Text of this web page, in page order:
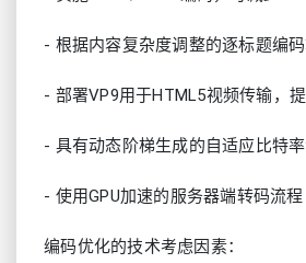
- 根据内容复杂度调整的逐标题编
- 部署VP9用于HTML5视频传输，
- 具有动态阶梯生成的自适应比特
- 使用GPU加速的服务器端转码流程
编码优化的技术考虑因素：